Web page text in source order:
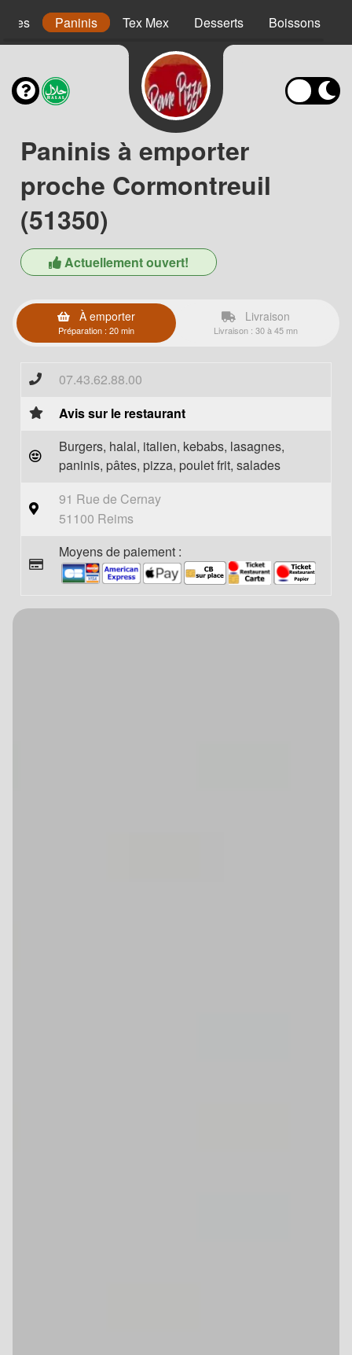
Paninis Tex Mex Desserts Boissons
Paninis à emporter
proche Cormontreuil
(51350)
Actuellement ouvert!
À emporter
Préparation : 20 min
Livraison
Livraison : 30 à 45 mn
07.43.62.88.00
Avis sur le restaurant
Burgers, halal, italien, kebabs, lasagnes,
paninis, pâtes, pizza, poulet frit, salades
91 Rue de Cernay
51100 Reims
Moyens de paiement :